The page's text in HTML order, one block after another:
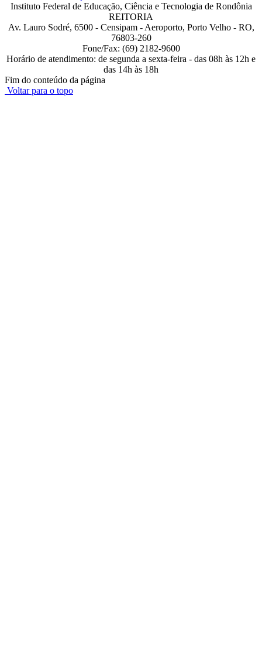
Instituto Federal de Educação, Ciência e Tecnologia de Rondônia
REITORIA
Av. Lauro Sodré, 6500 - Censipam - Aeroporto, Porto Velho - RO,
76803-260
Fone/Fax: (69) 2182-9600
Horário de atendimento: de segunda a sexta-feira - das 08h às 12h e
das 14h às 18h
Fim do conteúdo da página
Voltar para o topo